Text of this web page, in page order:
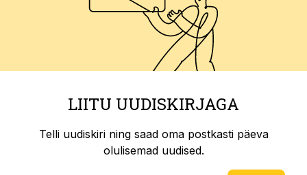
LIITU UUDISKIRJAGA
Telli uudiskiri ning saad oma postkasti päeva
olulisemad uudised.